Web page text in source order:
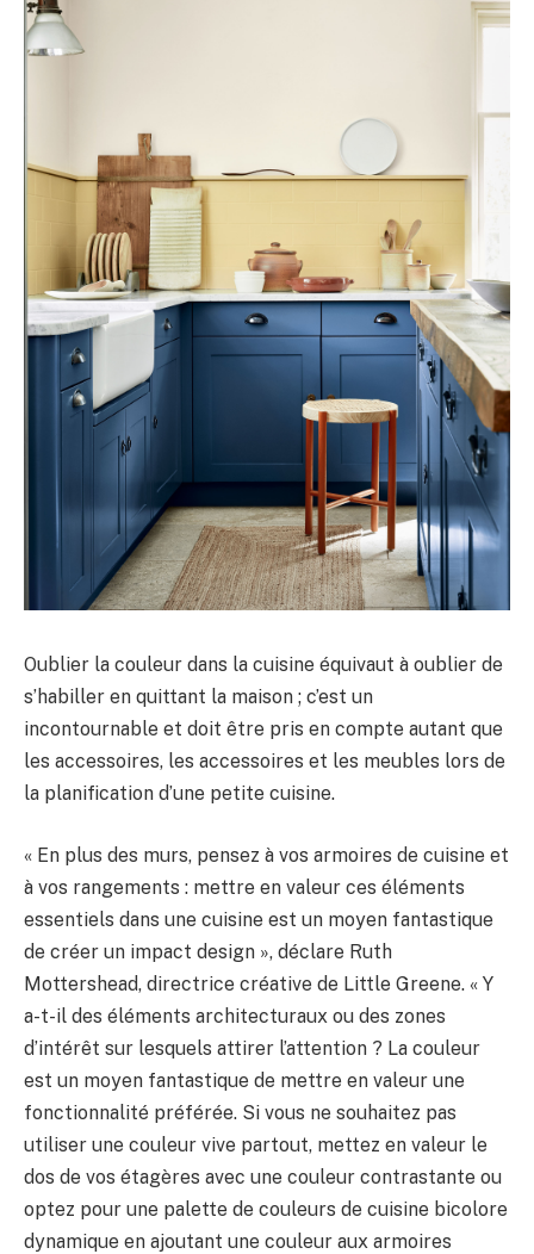
Oublier la couleur dans la cuisine équivaut à oublier de
s’habiller en quittant la maison ; c’est un
incontournable et doit être pris en compte autant que
les accessoires, les accessoires et les meubles lors de
la planification d’une petite cuisine.
« En plus des murs, pensez à vos armoires de cuisine et
à vos rangements : mettre en valeur ces éléments
essentiels dans une cuisine est un moyen fantastique
de créer un impact design », déclare Ruth
Mottershead, directrice créative de Little Greene. « Y
a-t-il des éléments architecturaux ou des zones
d’intérêt sur lesquels attirer l’attention ? La couleur
est un moyen fantastique de mettre en valeur une
fonctionnalité préférée. Si vous ne souhaitez pas
utiliser une couleur vive partout, mettez en valeur le
dos de vos étagères avec une couleur contrastante ou
optez pour une palette de couleurs de cuisine bicolore
dynamique en ajoutant une couleur aux armoires